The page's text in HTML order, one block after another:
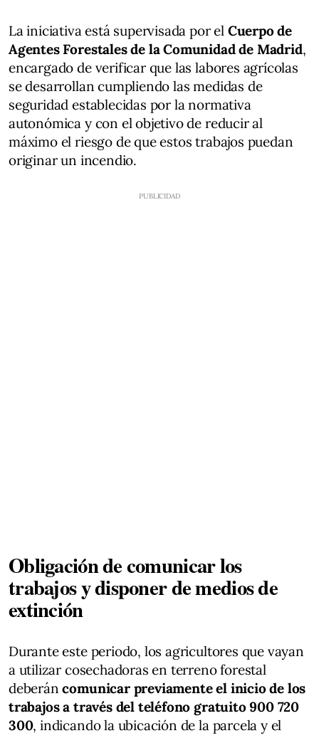
La iniciativa está supervisada por el Cuerpo de
Agentes Forestales de la Comunidad de Madrid,
encargado de verificar que las labores agrícolas
se desarrollan cumpliendo las medidas de
seguridad establecidas por la normativa
autonómica y con el objetivo de reducir al
máximo el riesgo de que estos trabajos puedan
originar un incendio.
Obligación de comunicar los
trabajos y disponer de medios de
extinción
Durante este periodo, los agricultores que vayan
a utilizar cosechadoras en terreno forestal
deberáncomunicar previamente el inicio de los
trabajos a través del teléfono gratuito 900 720
300, indicando la ubicación de la parcela y el